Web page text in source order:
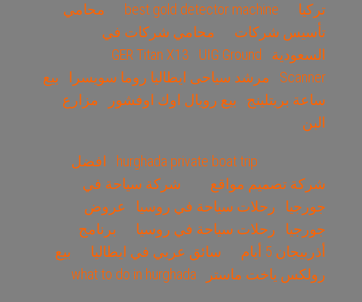
تركيا
best gold detector machine
محامي
تأسيس شركات
محامي شركات في
السعودية
GER Titan X13
UIG Ground
Scanner
مرشد سياحى ايطاليا روما سويسرا
بيع
ساعة بريتلينج
بيع رويال اوك اوفشور
مزارع
البن
hurghada private boat trip
افضل
شركة تصميم مواقع
شركة سياحة في
جورجيا
رحلات سياحة في روسيا
عروض
جورجيا
رحلات سياحة في روسيا
برنامج
أذربيجان 5 أيام
سائق عربي في ايطاليا
بيع
رولكس ياخت ماستر
what to do in hurghada